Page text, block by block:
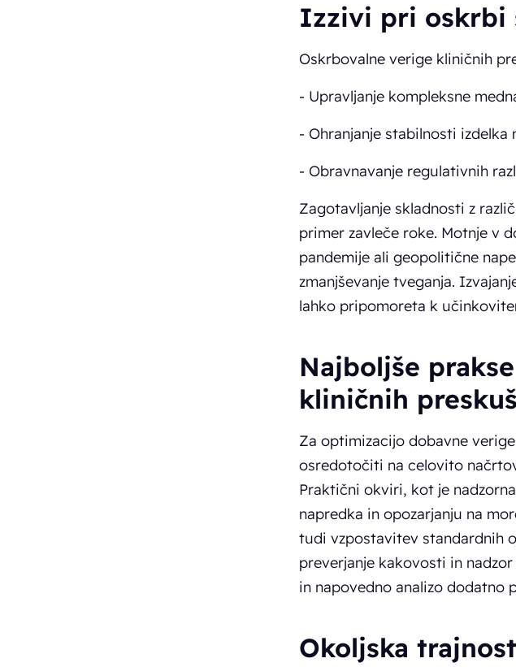
Izzivi pri oskrbi
Oskrbovalne verige kliničnih
- Upravljanje kompleksne
- Ohranjanje stabilnosti izdelka
- Obravnavanje regulativnih
Zagotavljanje skladnosti z
primer zavleče roke. Motnje v
pandemije ali geopolitične
zmanjševanje tveganja.
lahko pripomoreta k
Najboljše
kliničnih
Za optimizacijo dobavne
osredotočiti na celovito
Praktični okviri, kot je
napredka in opozarjanju na
tudi vzpostavitev standardnih
preverjanje kakovosti in
in napovedno analizo
Okoljska